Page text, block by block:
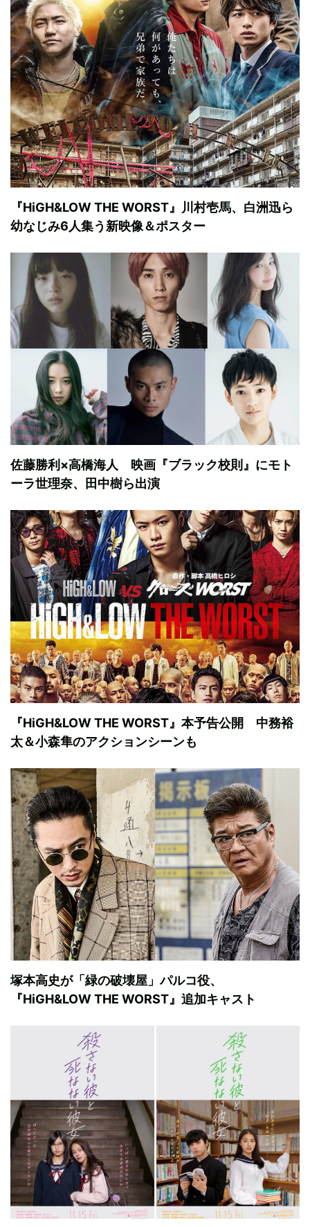
『HiGH&LOW THE WORST』川村壱馬、白洲迅ら
幼なじみ6人集う新映像＆ポスター
佐藤勝利×高橋海人 映画『ブラック校則』にモト
ーラ世理奈、田中樹ら出演
『HiGH&LOW THE WORST』本予告公開 中務裕
太＆小森隼のアクションシーンも
塚本高史が「緑の破壊屋」パルコ役、
『HiGH&LOW THE WORST』追加キャスト